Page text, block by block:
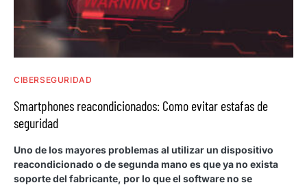
CIBERSEGURIDAD
Smartphones reacondicionados: Como evitar estafas de
seguridad
Uno de los mayores problemas al utilizar un dispositivo
reacondicionado o de segunda mano es que ya no exista
soporte del fabricante, por lo que el software no se